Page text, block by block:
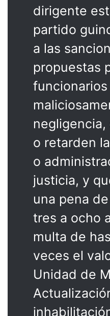
dirigente
partido
a las
propuestas
o retarden
o
justicia, y
una pena
tres a ocho
multa de
veces el
Unidad de